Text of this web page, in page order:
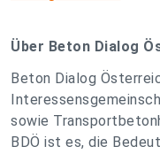
Über Beton Dialog
Beton Dialog
sowie
BDÖ ist es, die